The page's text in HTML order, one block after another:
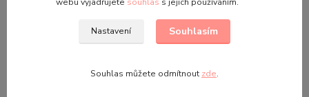
Nastavení Souhlasím
Souhlas můžete odmítnout zde.